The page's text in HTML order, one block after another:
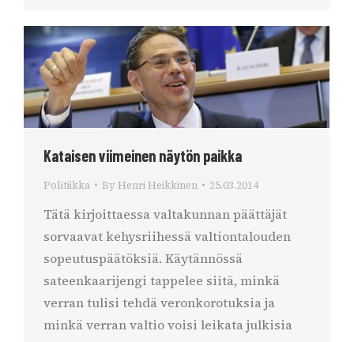
Kataisen viimeinen näytön paikka
Politiikka By Henri Heikkinen 25.03.2014
Tätä kirjoittaessa valtakunnan päättäjät
sorvaavat kehysriihessä valtiontalouden
sopeutuspäätöksiä. Käytännössä
sateenkaarijengi tappelee siitä, minkä
verran tulisi tehdä veronkorotuksia ja
minkä verran valtio voisi leikata julkisia